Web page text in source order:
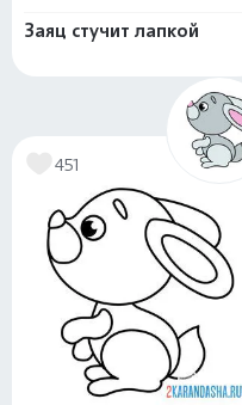
Заяц стучит лапкой
451